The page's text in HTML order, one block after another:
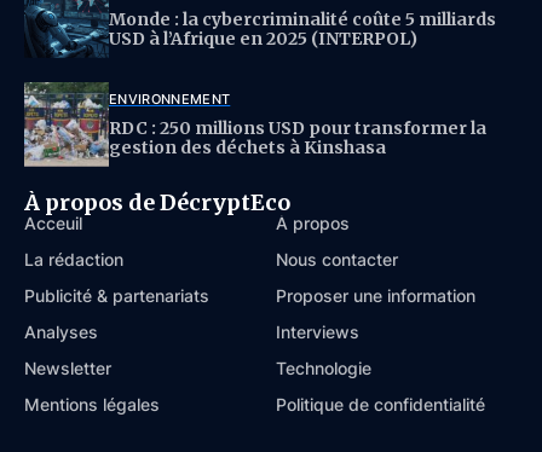
Monde : la cybercriminalité coûte 5 milliards
USD à l’Afrique en 2025 (INTERPOL)
ENVIRONNEMENT
RDC : 250 millions USD pour transformer la
gestion des déchets à Kinshasa
À propos de DécryptEco
Acceuil
À propos
La rédaction
Nous contacter
Publicité & partenariats
Proposer une information
Analyses
Interviews
Newsletter
Technologie
Mentions légales
Politique de confidentialité